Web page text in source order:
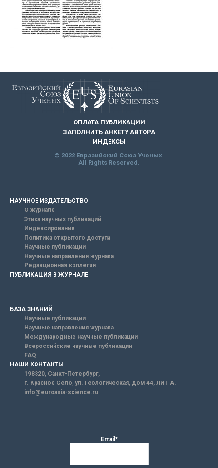
ОПЛАТА ПУБЛИКАЦИИ
ЗАПОЛНИТЬ АНКЕТУ АВТОРА
ИНДЕКСЫ
© 2022 Евразийский Союз Ученых.
All Rights Reserved.
НАУЧНОЕ ИЗДАТЕЛЬСТВО
О журнале
Этика научных публикаций
Индексирование
Политика открытого доступа
Научные публикации
Научные направления журнала
Редакционная коллегия
ПУБЛИКАЦИЯ В ЖУРНАЛЕ
БАЗА ЗНАНИЙ
Научные публикации
Научные направления журнала
Международные научные публикации
Всероссийские научные публикации
FAQ
НАШИ КОНТАКТЫ
198320, Санкт-Петербург,
г. Красное Село, ул. Геологическая, дом 44, ЛИТ А.
info@euroasia-science.ru
Email*